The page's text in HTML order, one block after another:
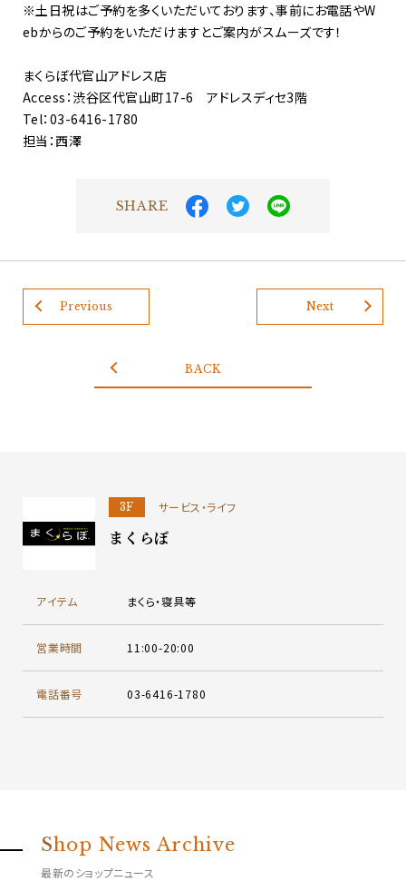
※土日祝はご予約を多くいただいております、事前にお電話やW
ebからのご予約をいただけますとご案内がスムーズです！
まくらぼ代官山アドレス店
Access：渋谷区代官山町17-6 アドレスディセ3階
Tel：03-6416-1780
担当：西澤
SHARE
Previous Next
BACK
3F サービス・ライフ
まくらぼ
アイテム まくら・寝具等
営業時間 11:00-20:00
電話番号 03-6416-1780
Shop News Archive
最新のショップニュース